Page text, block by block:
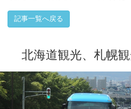
記事一覧へ戻る
北海道観光、札幌